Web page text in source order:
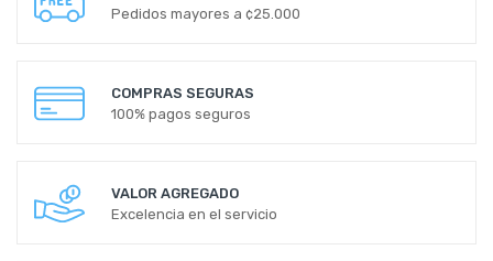
Pedidos mayores a ¢25.000
COMPRAS SEGURAS
100% pagos seguros
VALOR AGREGADO
Excelencia en el servicio